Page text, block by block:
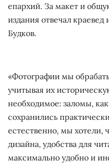
епархий. За макет и
издания отвечал
Будков.
«Фотографии мы
учитывая их
необходимое: заломы,
сохранились
естественно, мы хотели,
дизайна, удобства для
максимально удобно и